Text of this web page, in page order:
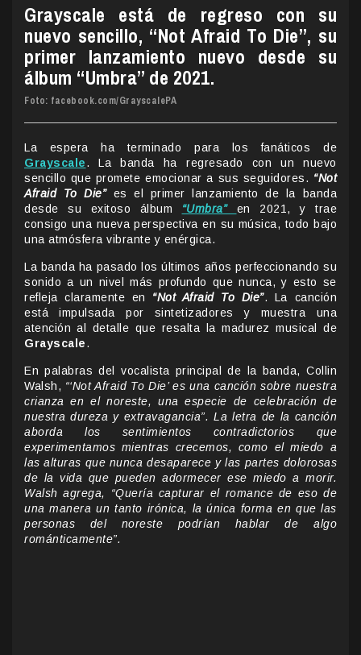
Grayscale está de regreso con su
nuevo sencillo, “Not Afraid To Die”, su
primer lanzamiento nuevo desde su
álbum “Umbra” de 2021.
Foto: facebook.com/GrayscalePA
La espera ha terminado para los fanáticos de
Grayscale. La banda ha regresado con un nuevo
sencillo que promete emocionar a sus seguidores. “Not
Afraid To Die”es el primer lanzamiento de la banda
desde su exitoso álbum “Umbra” en 2021, y trae
consigo una nueva perspectiva en su música, todo bajo
una atmósfera vibrante y enérgica.
La banda ha pasado los últimos años perfeccionando su
sonido a un nivel más profundo que nunca, y esto se
refleja claramente en “Not Afraid To Die”. La canción
está impulsada por sintetizadores y muestra una
atención al detalle que resalta la madurez musical de
Grayscale.
En palabras del vocalista principal de la banda, Collin
Walsh, “‘Not Afraid To Die’ es una canción sobre nuestra
crianza en el noreste, una especie de celebración de
nuestra dureza y extravagancia”. La letra de la canción
aborda los sentimientos contradictorios que
experimentamos mientras crecemos, como el miedo a
las alturas que nunca desaparece y las partes dolorosas
de la vida que pueden adormecer ese miedo a morir.
Walsh agrega, “Quería capturar el romance de eso de
una manera un tanto irónica, la única forma en que las
personas del noreste podrían hablar de algo
románticamente”.